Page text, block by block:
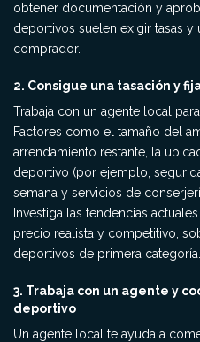
obtener documentación y
deportivos suelen exigir tasas y
comprador.
2. Consigue una tasación y
Trabaja con un agente local
Factores como el tamaño del
arrendamiento restante, la
deportivo (por ejemplo,
semana y servicios de
Investiga las tendencias
precio realista y competitivo,
deportivos de primera categoría.
3. Trabaja con un agente y
deportivo
Un agente local te ayuda a